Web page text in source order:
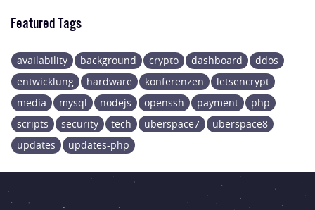
Featured Tags
availability background crypto dashboard
ddos
entwicklung
hardware konferenzen
letsencrypt
media
mysql nodejs openssh payment
php
scripts
security tech uberspace7
uberspace8
updates
updates-php